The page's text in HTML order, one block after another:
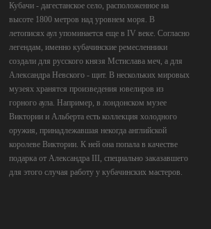
Кубачи - дагестанское село, расположенное на
высоте 1800 метров над уровнем моря. В
летописях аул упоминается еще в IV веке. Согласно
легендам, именно кубачинские ремесленники
создали для русского князя Мстислава меч, а для
Александра Невского - щит. В нескольких мировых
музеях хранятся произведения ювелиров из
горного аула. Например, в лондонском музее
Виктории и Альберта есть коллекция холодного
оружия, принадлежавшая некогда английской
королеве Виктории. К ней она попала в качестве
подарка от Александра III, специально заказавшего
для этого случая работу у кубачинских мастеров.